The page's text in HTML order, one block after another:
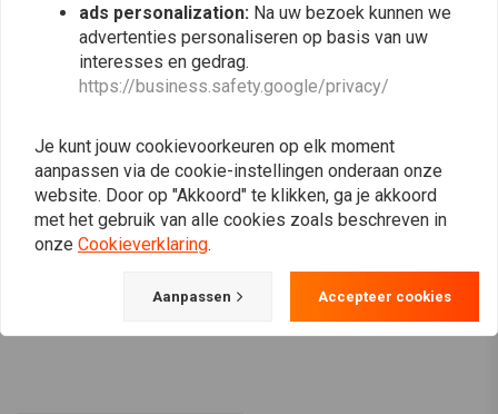
Yamaha XS400 -
Motoscope Speedo
Sensor Houder
€11,98 €23,95
Yamaha SR400 - Spiegel
houder/bevestiging
€10,48 €20,95
View more
ads personalization: Na uw bezoek kunnen we
advertenties personaliseren op basis van uw
interesses en gedrag.
https://business.safety.google/privacy/
Je kunt jouw cookievoorkeuren op elk moment
aanpassen via de cookie-instellingen onderaan onze
website. Door op "Akkoord" te klikken, ga je akkoord
met het gebruik van alle cookies zoals beschreven in
onze Cookieverklaring.
Aanpassen Accepteer cookies